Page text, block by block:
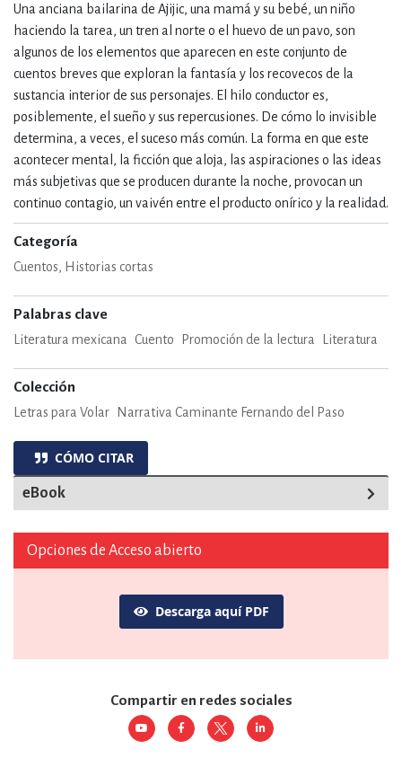
Una anciana bailarina de Ajijic, una mamá y su bebé, un niño
haciendo la tarea, un tren al norte o el huevo de un pavo, son
algunos de los elementos que aparecen en este conjunto de
cuentos breves que exploran la fantasía y los recovecos de la
sustancia interior de sus personajes. El hilo conductor es,
posiblemente, el sueño y sus repercusiones. De cómo lo invisible
determina, a veces, el suceso más común. La forma en que este
acontecer mental, la ficción que aloja, las aspiraciones o las ideas
más subjetivas que se producen durante la noche, provocan un
continuo contagio, un vaivén entre el producto onírico y la realidad.
Categoría
Cuentos, Historias cortas
Palabras clave
Literatura mexicana Cuento Promoción de la lectura Literatura
Colección
Letras para Volar Narrativa Caminante Fernando del Paso
CÓMO CITAR
eBook
Opciones de Acceso abierto
Descarga aquí PDF
Compartir en redes sociales